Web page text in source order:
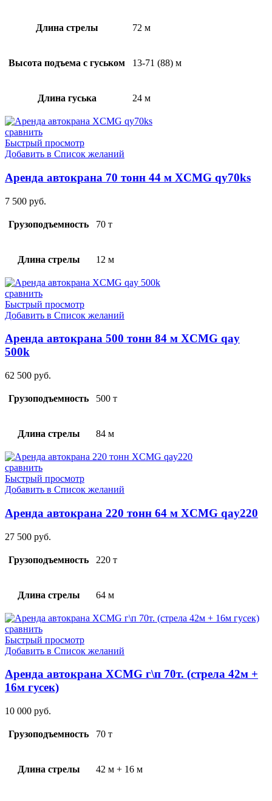
Длина стрелы 72 м
Высота подъема с гуськом 13-71 (88) м
Длина гуська 24 м
сравнить
Быстрый просмотр
Добавить в Список желаний
Аренда автокрана 70 тонн 44 м XCMG qy70ks
7 500 руб.
Грузоподъемность 70 т
Длина стрелы 12 м
сравнить
Быстрый просмотр
Добавить в Список желаний
Аренда автокрана 500 тонн 84 м XCMG qay
500k
62 500 руб.
Грузоподъемность 500 т
Длина стрелы 84 м
сравнить
Быстрый просмотр
Добавить в Список желаний
Аренда автокрана 220 тонн 64 м XCMG qay220
27 500 руб.
Грузоподъемность 220 т
Длина стрелы 64 м
сравнить
Быстрый просмотр
Добавить в Список желаний
Аренда автокрана XCMG г\п 70т. (стрела 42м +
16м гусек)
10 000 руб.
Грузоподъемность 70 т
Длина стрелы 42 м + 16 м